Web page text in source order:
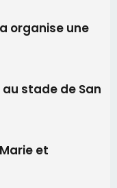
organise une
stade de San
et